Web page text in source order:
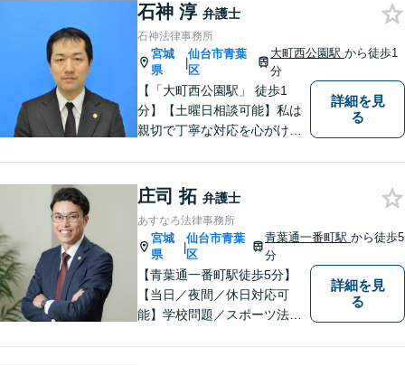
のお困り事がございました
ら、お気軽にご相談くださ
い。
石神 淳 弁護士
石神法律事務所
宮城
県
|
仙台市青葉
区
大町西公園駅から徒歩1
分
【「大町西公園駅」 徒歩1
分】【土曜日相談可能】私は
親切で丁寧な対応を心がけ、
援を提供しています。 依頼者
の要望を実現するため、迅速
かつ的確に対応いたします。
詳細を見
る
庄司 拓 弁護士
あすなろ法律事務所
宮城
県
|
仙台市青葉
区
青葉通一番町駅から徒歩5
分
【青葉通一番町駅徒歩5分】
【当日／夜間／休日対応可
能】学校問題／スポーツ法務
詳細を見
る